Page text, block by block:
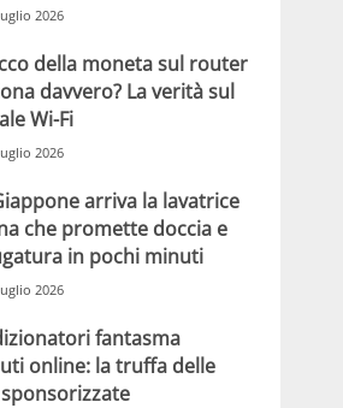
2026
della moneta sul router
davvero? La verità sul
Wi-Fi
2026
arriva la lavatrice
che promette doccia e
in pochi minuti
2026
fantasma
online: la truffa delle